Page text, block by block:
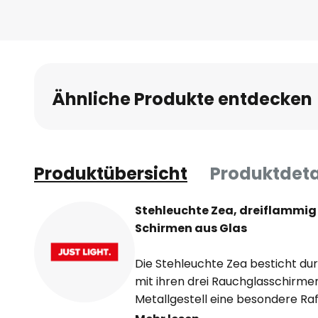
Ähnliche Produkte entdecken
Produktübersicht
Stehleuchte Zea,
Schirmen aus Glas
Die Stehleuchte Zea besticht
mit ihren drei
Metallgestell eine besondere